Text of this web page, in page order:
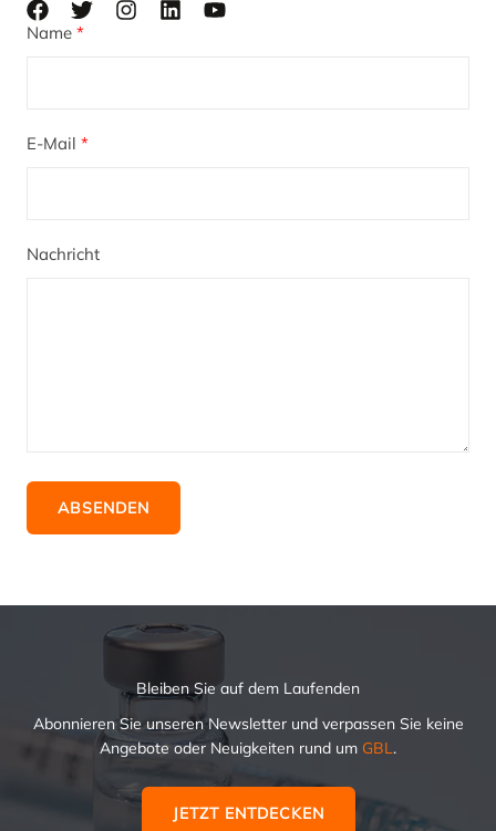
Name
E-Mail
Nachricht
ABSENDEN
Bleiben Sie auf dem Laufenden
Abonnieren Sie unseren Newsletter und verpassen Sie keine
Angebote oder Neuigkeiten rund um GBL.
JETZT ENTDECKEN